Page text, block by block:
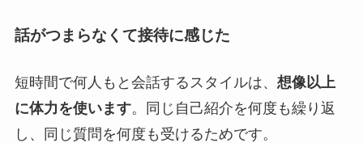
話がつまらなくて接待に感じた
短時間で何人もと会話するスタイルは、 想像以上
に体力を使います。同じ自己紹介を何度も繰り返
し、同じ質問を何度も受けるためです。